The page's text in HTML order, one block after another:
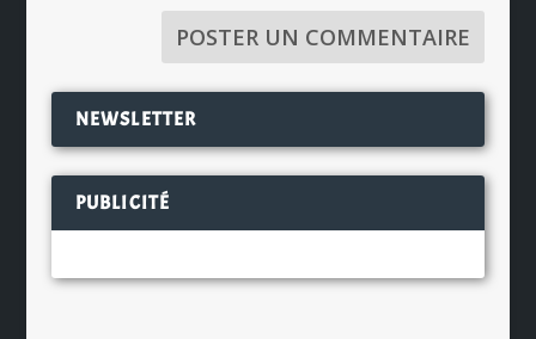
NEWSLETTER
PUBLICITÉ